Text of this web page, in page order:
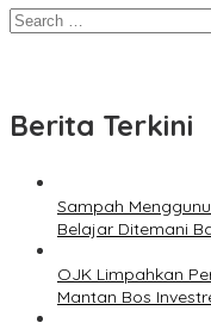
Search
for:
Berita Terkini
Sampah
Belajar Ditemani
OJK Limpahkan
Mantan Bos